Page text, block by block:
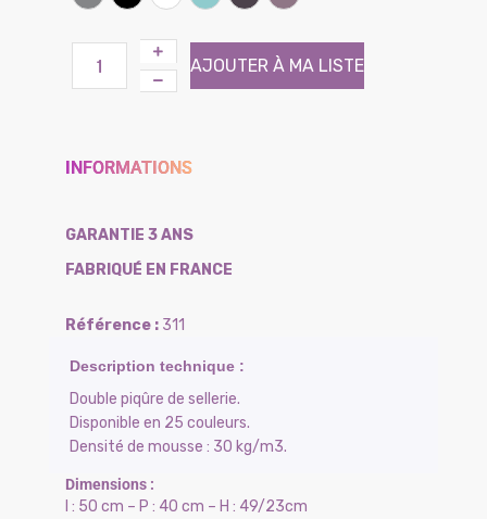
Gris souris
Noir BlancAtoll (Effet tissé)
Brun (Effet tissé)
Violine (Effet tissé)
AJOUTER À MA LISTE
INFORMATIONS
GARANTIE 3 ANS
FABRIQUÉ EN FRANCE
311
Double piqûre de sellerie.
Disponible en 25 couleurs.
Densité de mousse : 30 kg/m3.
l : 50 cm – P : 40 cm – H : 49/23cm